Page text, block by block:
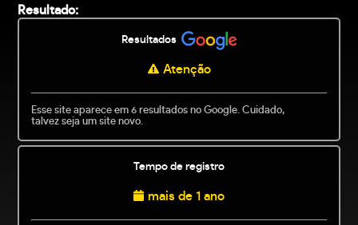
Resultado:
Resultados
Atenção
Esse site aparece em 6 resultados no Google. Cuidado,
talvez seja um site novo.
Tempo de registro
mais de 1 ano